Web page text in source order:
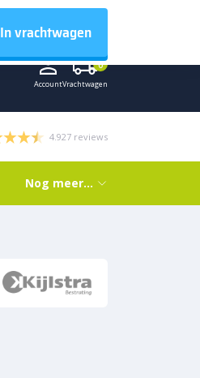
AccountVrachtwagen
0
4.927 reviews
Nog meer…
In vrachtwagen